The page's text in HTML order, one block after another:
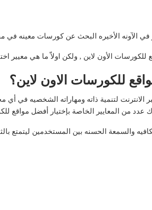
في الآونه الأخيره البحث عن كورسات معينه
الأون لاين , ولكن اولاّ ما هي معيير
للكورسات الاون لاين؟
الانترنت لتنمية ذاته ومهاراته الشخصيه في
عدد من المعايير الخاصة بإختيار أفضل مواقع